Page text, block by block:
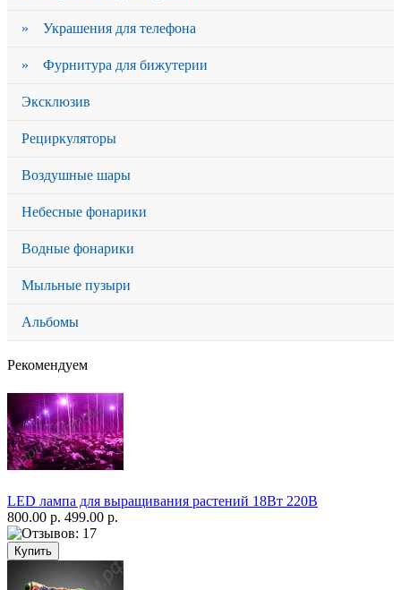
» Украшения для телефона
» Фурнитура для бижутерии
Эксклюзив
Рециркуляторы
Воздушные шары
Небесные фонарики
Водные фонарики
Мыльные пузыри
Альбомы
Рекомендуем
LED лампа для выращивания растений 18Вт 220В
800.00 р. 499.00 р.